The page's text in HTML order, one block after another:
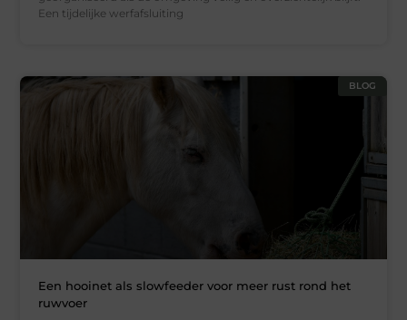
Een tijdelijke werfafsluiting
BLOG
Een hooinet als slowfeeder voor meer rust rond het
ruwvoer